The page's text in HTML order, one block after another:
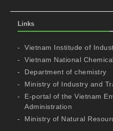
Links
Vietnam Institude of
Vietnam National
Department of chemistry
Ministry of Industry and
E-portal of the Vietnam
Administration
Ministry of Natural